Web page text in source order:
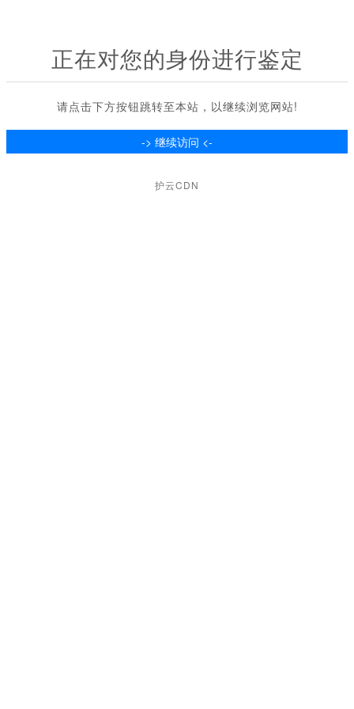
正在对您的身份进行鉴定
请点击下方按钮跳转至本站，以继续浏览网站!
护云CDN